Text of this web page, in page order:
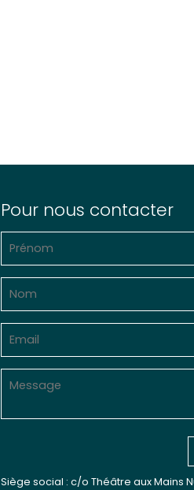
Pour nous contacter
Siège social : c/o Théâtre aux Mains